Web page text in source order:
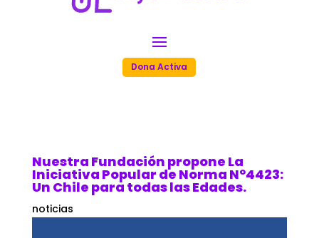
Dona Activa
Nuestra Fundación propone La
Iniciativa Popular de Norma N°4423:
Un Chile para todas las Edades.
noticias